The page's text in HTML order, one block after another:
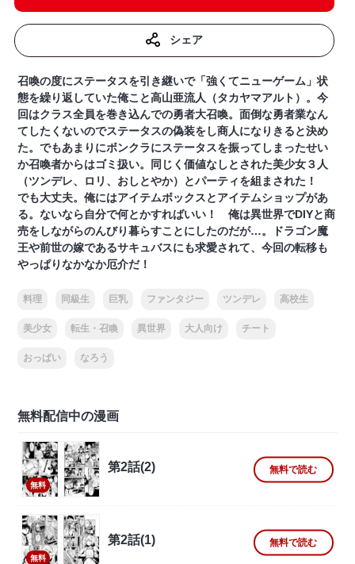
シェア
召喚の度にステータスを引き継いで「強くてニューゲーム」状
態を繰り返していた俺こと高山亜流人（タカヤマアルト）。今
回はクラス全員を巻き込んでの勇者大召喚。面倒な勇者業なん
てしたくないのでステータスの偽装をし商人になりきると決め
た。でもあまりにボンクラにステータスを振ってしまったせい
か召喚者からはゴミ扱い。同じく価値なしとされた美少女３人
（ツンデレ、ロリ、おしとやか）とパーティを組まされた！
でも大丈夫。俺にはアイテムボックスとアイテムショップがあ
る。ないなら自分で何とかすればいい！ 俺は異世界でDIYと商
売をしながらのんびり暮らすことにしたのだが…。ドラゴン魔
王や前世の嫁であるサキュバスにも求愛されて、今回の転移も
やっぱりなかなか厄介だ！
料理 同級生 巨乳 ファンタジー ツンデレ 高校生
美少女 転生・召喚 異世界 大人向け チート
おっぱい なろう
無料配信中の漫画
無料
第2話(2) 無料で読む
無料
第2話(1) 無料で読む